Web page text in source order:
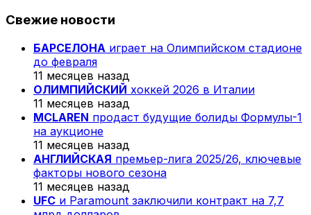
Свежие новости
БАРСЕЛОНА играет на Олимпийском стадионе
до февраля
11 месяцев назад
ОЛИМПИЙСКИЙ хоккей 2026 в Италии
11 месяцев назад
MCLAREN продаст будущие болиды Формулы-1
на аукционе
11 месяцев назад
АНГЛИЙСКАЯ премьер-лига 2025/26, ключевые
факторы нового сезона
11 месяцев назад
UFC и Paramount заключили контракт на 7,7